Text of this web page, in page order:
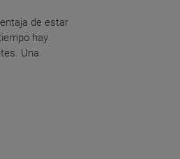
de estar
hay
Una